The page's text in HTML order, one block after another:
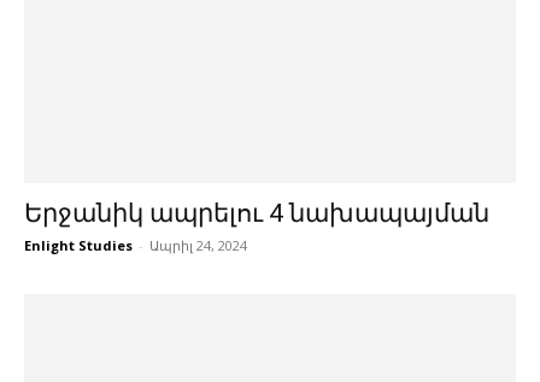
Երջանիկ ապրելու 4 նախապայման
Enlight Studies - Ապրիլ 24, 2024